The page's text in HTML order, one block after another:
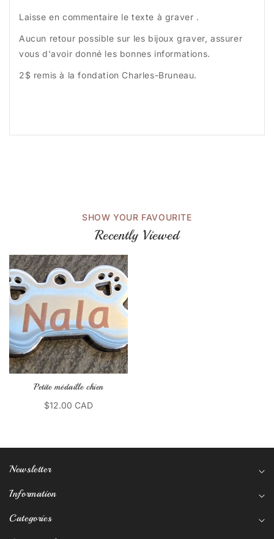
Laisse en commentaire le texte à graver .
Aucun retour possible sur les bijoux graver, assurer
vous d'avoir donné les bonnes informations.
2$ remis à la fondation Charles-Bruneau.
SHOW YOUR FAVOURITE
Recently Viewed
Petite médaille chien
$12.00 CAD
Newsletter
Information
Categories